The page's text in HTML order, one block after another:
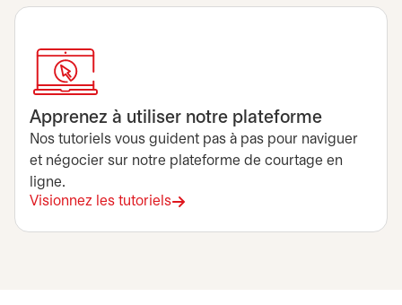
Apprenez à utiliser notre plateforme
Nos tutoriels vous guident pas à pas pour naviguer
et négocier sur notre plateforme de courtage en
ligne.
Visionnez les tutoriels